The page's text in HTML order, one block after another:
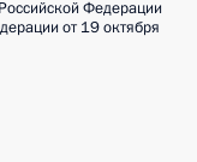
Федерации
от 19 октября